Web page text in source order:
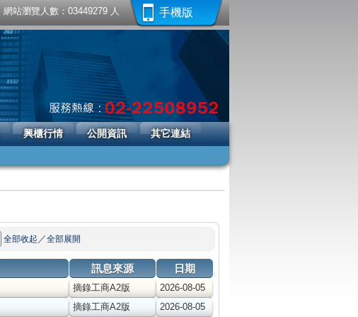
手機版
網站瀏覽人數：03449279 人
興櫃行情 公開資訊 其它連結
全部收起 ／全部展開
訊息來源 日期
摘錄工商A2版
2026-08-05
摘錄工商A2版
2026-08-05